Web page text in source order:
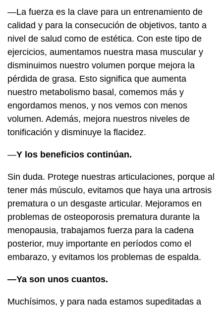
—La fuerza es la clave para un entrenamiento de
calidad y para la consecución de objetivos, tanto a
nivel de salud como de estética. Con este tipo de
ejercicios, aumentamos nuestra masa muscular y
disminuimos nuestro volumen porque mejora la
pérdida de grasa. Esto significa que aumenta
nuestro metabolismo basal, comemos más y
engordamos menos, y nos vemos con menos
volumen. Además, mejora nuestros niveles de
tonificación y disminuye la flacidez.
—Y los beneficios continúan.
Sin duda. Protege nuestras articulaciones, porque al
tener más músculo, evitamos que haya una artrosis
prematura o un desgaste articular. Mejoramos en
problemas de osteoporosis prematura durante la
menopausia, trabajamos fuerza para la cadena
posterior, muy importante en períodos como el
embarazo, y evitamos los problemas de espalda.
—Ya son unos cuantos.
Muchísimos, y para nada estamos supeditadas a